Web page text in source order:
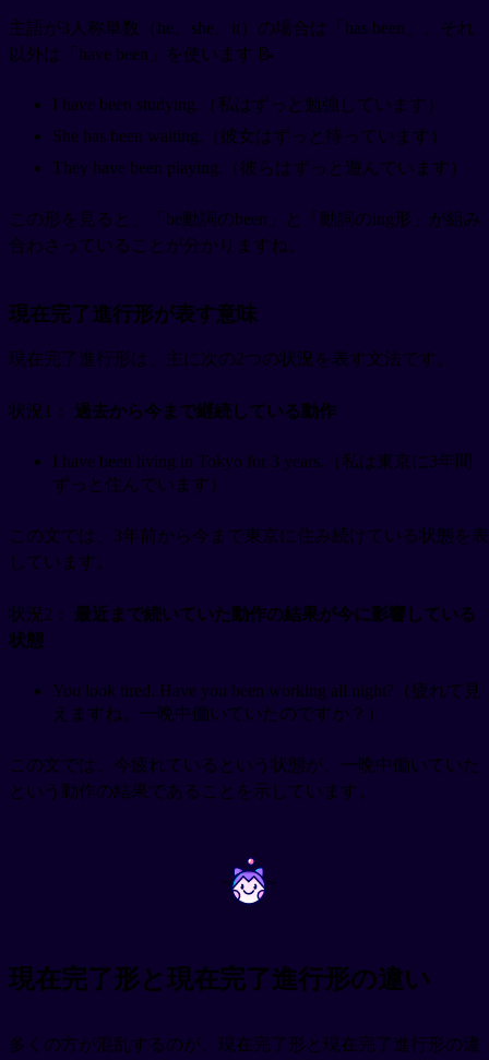
主語が3人称単数（he、she、it）の場合は「has been」、それ
以外は「have been」を使います 📝
I have been studying.（私はずっと勉強しています）
She has been waiting.（彼女はずっと待っています）
They have been playing.（彼らはずっと遊んでいます）
この形を見ると、「be動詞のbeen」と「動詞のing形」が組み
合わさっていることが分かりますね。
現在完了進行形が表す意味
現在完了進行形は、主に次の2つの状況を表す文法です。
状況1： 過去から今まで継続している動作
I have been living in Tokyo for 3 years.（私は東京に3年間
ずっと住んでいます）
この文では、3年前から今まで東京に住み続けている状態を表
しています。
状況2： 最近まで続いていた動作の結果が今に影響している
状態
You look tired. Have you been working all night?（疲れて見
えますね。一晩中働いていたのですか？）
この文では、今疲れているという状態が、一晩中働いていた
という動作の結果であることを示しています。
~ ~
現在完了形と現在完了進行形の違い
多くの方が混乱するのが、現在完了形と現在完了進行形の違